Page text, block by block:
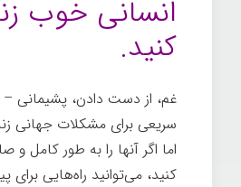
انسانی خوب
کنید.
غم، از دست دادن، پشیمانی
سریعی برای مشکلات جهانی
اما اگر آنها را به طور کامل و
کنید، می‌توانید راه‌هایی برای